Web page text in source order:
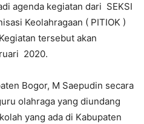
agenda kegiatan dari SEKSI
Keolahragaan ( PITIOK )
tersebut akan
2020.
Bogor, M Saepudin secara
olahraga yang diundang
yang ada di Kabupaten